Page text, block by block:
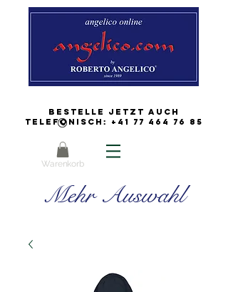
Bestelle jetzt auch
Telefonisch: +41 77 464 76 85
Warenkorb
Mehr Auswahl